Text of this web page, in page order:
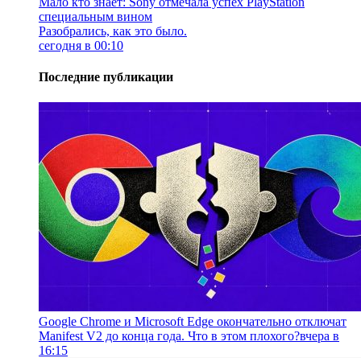
специальным вином
Разобрались, как это было.
сегодня в 00:10
Последние публикации
Google Chrome и Microsoft Edge окончательно отключат
Manifest V2 до конца года. Что в этом плохого?вчера в
16:15